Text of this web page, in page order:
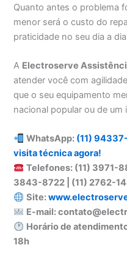
Quanto antes o problema
menor será o custo do
praticidade no seu dia a
A Electroserve
atender você com
que o seu equipamento
nacional popular ou de
WhatsApp: (11)
visita técnica agora!
Telefones: (11) 3971-
3843-8722 | (11) 2762-
Site:
E-mail:
Horário de
18h